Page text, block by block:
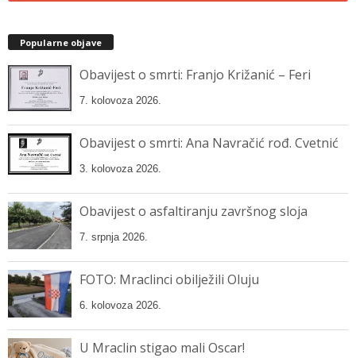
Popularne objave
Obavijest o smrti: Franjo Križanić – Feri
7. kolovoza 2026.
Obavijest o smrti: Ana Navračić rođ. Cvetnić
3. kolovoza 2026.
Obavijest o asfaltiranju završnog sloja
7. srpnja 2026.
FOTO: Mraclinci obilježili Oluju
6. kolovoza 2026.
U Mraclin stigao mali Oscar!